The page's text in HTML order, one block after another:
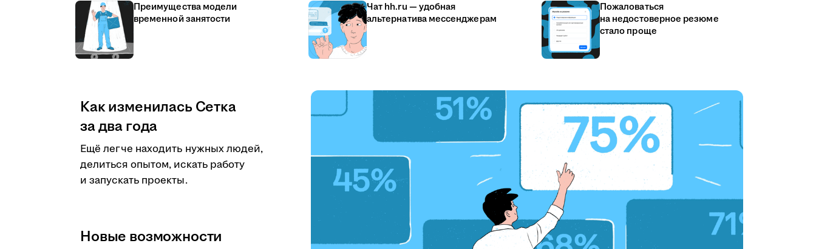
Преимущества модели
временной занятости
Чат hh.ru — удобная
альтернатива мессенджерам
Пожаловаться
на недостоверное резюме
стало проще
Как изменилась Сетка
за два года
Ещё легче находить нужных людей,
делиться опытом, искать работу
и запускать проекты.
Новые возможности